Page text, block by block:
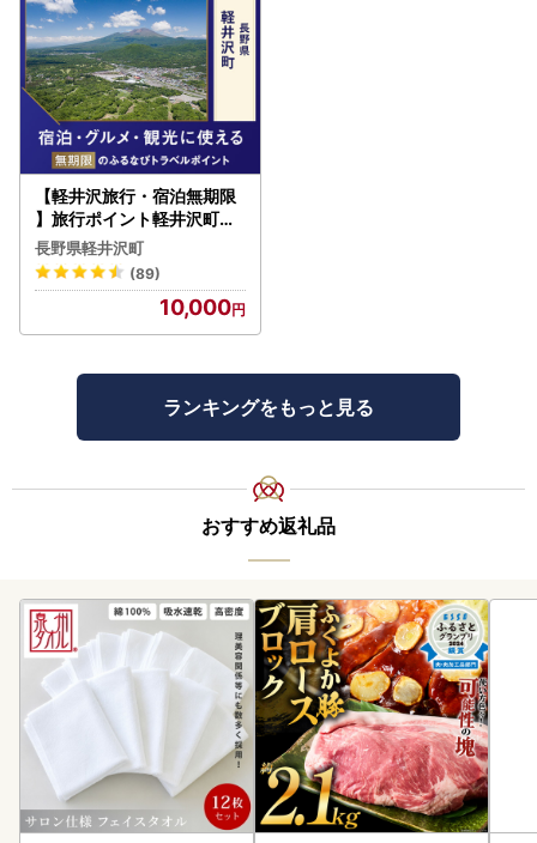
【軽井沢旅行・宿泊無期限
】旅行ポイント軽井沢町ふ
るなびトラベルポイント
長野県軽井沢町
(89)
10,000
ランキングをもっと見る
おすすめ返礼品